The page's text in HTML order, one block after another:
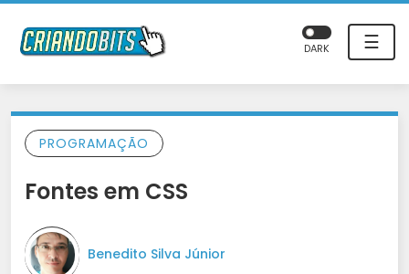
☰
DARK
PROGRAMAÇÃO
Fontes em CSS
Benedito Silva Júnior